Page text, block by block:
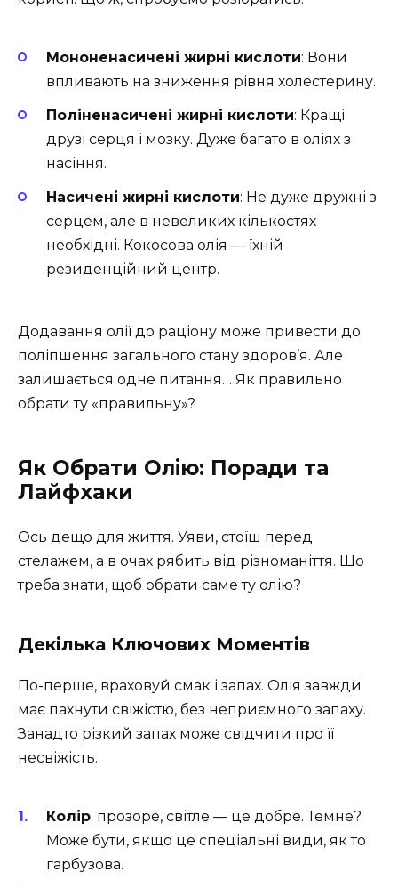
Мононенасичені жирні кислоти: Вони
впливають на зниження рівня холестерину.
Поліненасичені жирні кислоти: Кращі
друзі серця і мозку. Дуже багато в оліях з
насіння.
Насичені жирні кислоти: Не дуже дружні з
серцем, але в невеликих кількостях
необхідні. Кокосова олія — їхній
резиденційний центр.
Додавання олії до раціону може привести до
поліпшення загального стану здоров’я. Але
залишається одне питання… Як правильно
обрати ту «правильну»?
Як Обрати Олію: Поради та
Лайфхаки
Ось дещо для життя. Уяви, стоїш перед
стелажем, а в очах рябить від різноманіття. Що
треба знати, щоб обрати саме ту олію?
Декілька Ключових Моментів
По-перше, враховуй смак і запах. Олія завжди
має пахнути свіжістю, без неприємного запаху.
Занадто різкий запах може свідчити про її
несвіжість.
Колір: прозоре, світле — це добре. Темне?
Може бути, якщо це спеціальні види, як то
гарбузова.